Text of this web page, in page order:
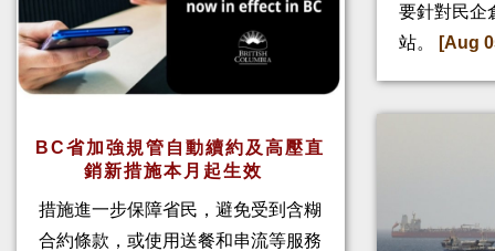
BC省加強規管自動續約及高壓直
銷新措施本月起生效
措施進一步保障省民，避免受到含糊
合約條款，或使用送餐和串流等服務
要針對民企
站。
[Aug